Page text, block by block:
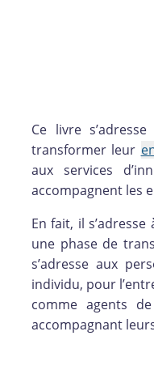
Ce livre
transformer leur
aux services
accompagnent les
En fait, il
une phase de
s’adresse aux
individu, pour
comme agents
accompagnant